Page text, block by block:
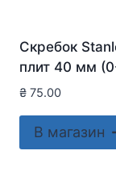
Скребок
плит 40 мм
₴ 75.00
В магазин